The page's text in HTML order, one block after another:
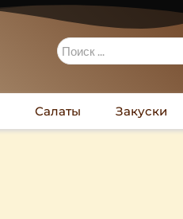
Салаты Закуски